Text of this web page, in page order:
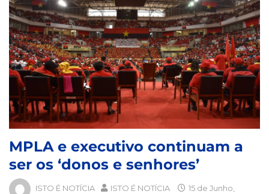
MPLA e executivo continuam a
ser os ‘donos e senhores’
ISTO É NOTÍCIA ISTO É NOTÍCIA
15 de Junho,